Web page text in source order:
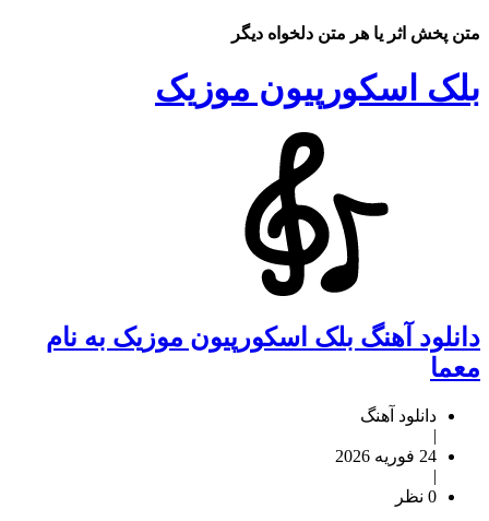
متن پخش اثر یا هر متن دلخواه دیگر
بلک اسکورپیون موزیک
دانلود آهنگ بلک اسکورپیون موزیک به نام
معما
دانلود آهنگ
|
24 فوریه 2026
|
0 نظر